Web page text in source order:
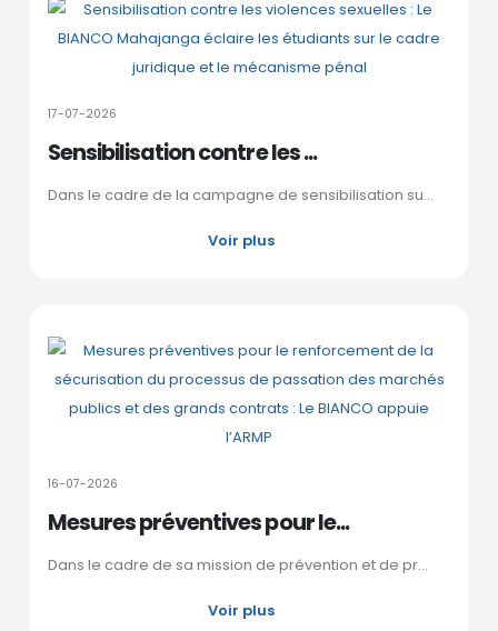
17-07-2026
Sensibilisation contre les ...
Dans le cadre de la campagne de sensibilisation su...
Voir plus
16-07-2026
Mesures préventives pour le...
Dans le cadre de sa mission de prévention et de pr...
Voir plus